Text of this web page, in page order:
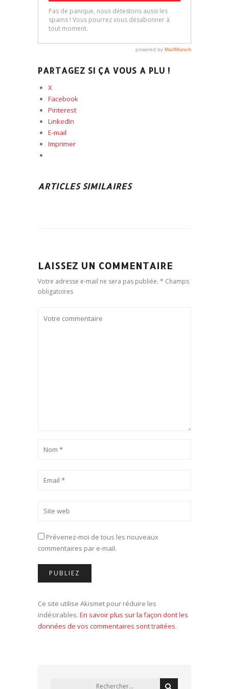
PARTAGEZ SI ÇA VOUS A PLU !
X
Facebook
Pinterest
LinkedIn
E-mail
Imprimer
ARTICLES SIMILAIRES
LAISSEZ UN COMMENTAIRE
Votre adresse e-mail ne sera pas publiée. * Champs
obligatoires
Prévenez-moi de tous les nouveaux
commentaires par e-mail.
Ce site utilise Akismet pour réduire les
indésirables. En savoir plus sur la façon dont les
données de vos commentaires sont traitées.